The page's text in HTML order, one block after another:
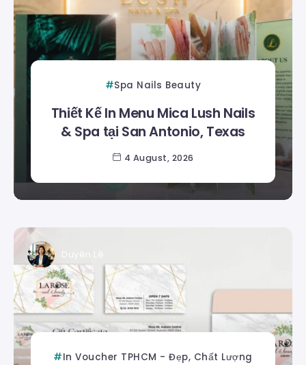
Spa Nails Beauty
Thiết Kế In Menu Mica Lush Nails
& Spa tại San Antonio, Texas
4 August, 2026
Duyên Lê
In Voucher TPHCM - Đẹp, Chất Lượng